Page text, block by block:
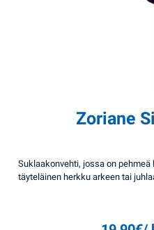
Zoriane
Suklaakonvehti, jossa on
täyteläinen herkku arkeen tai